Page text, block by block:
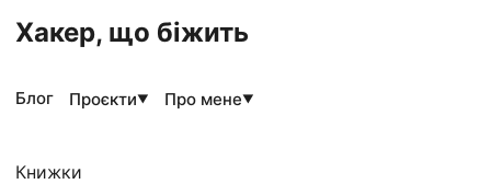
Хакер, що біжить
Блог Проєкти▼ Про мене▼
Книжки